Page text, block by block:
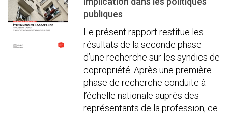
publiques
Le présent rapport restitue les
résultats de la seconde phase
d’une recherche sur les syndics de
copropriété. Après une première
phase de recherche conduite à
l’échelle nationale auprès des
représentants de la profession, ce